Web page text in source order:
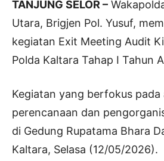
TANJUNG SELOR –
Utara, Brigjen Pol. Yusuf,
kegiatan Exit Meeting Audit
Polda Kaltara Tahap I Tahun
Kegiatan yang berfokus pada
perencanaan dan
di Gedung Rupatama Bhara
Kaltara, Selasa (12/05/2026).